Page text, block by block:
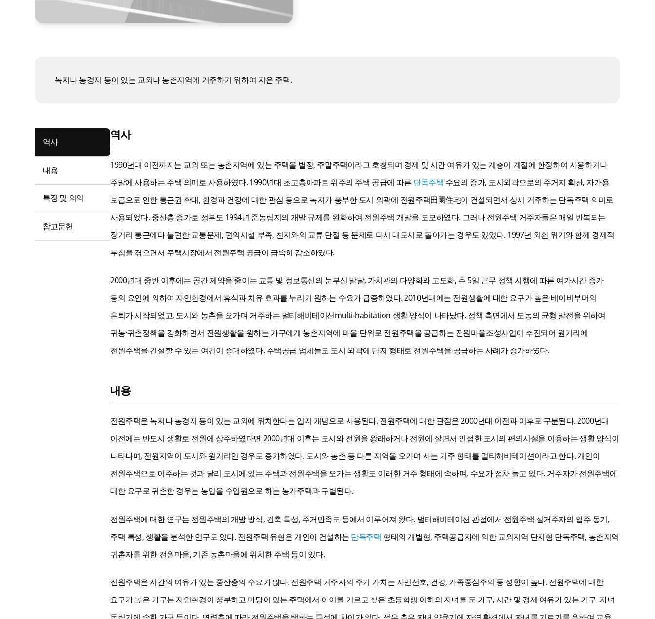
녹지나 농경지 등이 있는 교외나 농촌지역에 거주하기 위하여 지은 주택.
역사
내용
특징 및 의의
참고문헌
역사
1990년대 이전까지는 교외 또는 농촌지역에 있는 주택을 별장, 주말주택이라고 호칭되며 경제 및 시간 여유가 있는 계층이 계절에 한정하여 사용하거나
주말에 사용하는 주택 의미로 사용하였다. 1990년대 초고층아파트 위주의 주택 공급에 따른 단독주택 수요의 증가, 도시외곽으로의 주거지 확산, 자가용
보급으로 인한 통근권 확대, 환경과 건강에 대한 관심 등으로 녹지가 풍부한 도시 외곽에 전원주택田園住宅이 건설되면서 상시 거주하는 단독주택 의미로
사용되었다. 중산층 증가로 정부도 1994년 준농림지의 개발 규제를 완화하여 전원주택 개발을 도모하였다. 그러나 전원주택 거주자들은 매일 반복되는
장거리 통근에다 불편한 교통문제, 편의시설 부족, 친지와의 교류 단절 등 문제로 다시 대도시로 돌아가는 경우도 있었다. 1997년 외환 위기와 함께 경제적
부침을 겪으면서 주택시장에서 전원주택 공급이 급속히 감소하였다.
2000년대 중반 이후에는 공간 제약을 줄이는 교통 및 정보통신의 눈부신 발달, 가치관의 다양화와 고도화, 주 5일 근무 정책 시행에 따른 여가시간 증가
등의 요인에 의하여 자연환경에서 휴식과 치유 효과를 누리기 원하는 수요가 급증하였다. 2010년대에는 전원생활에 대한 요구가 높은 베이비부머의
은퇴가 시작되었고, 도시와 농촌을 오가며 거주하는 멀티해비테이션multi-habitation 생활 양식이 나타났다. 정책 측면에서 도농의 균형 발전을 위하여
귀농·귀촌정책을 강화하면서 전원생활을 원하는 가구에게 농촌지역에 마을 단위로 전원주택을 공급하는 전원마을조성사업이 추진되어 원거리에
전원주택을 건설할 수 있는 여건이 증대하였다. 주택공급 업체들도 도시 외곽에 단지 형태로 전원주택을 공급하는 사례가 증가하였다.
내용
전원주택은 녹지나 농경지 등이 있는 교외에 위치한다는 입지 개념으로 사용된다. 전원주택에 대한 관점은 2000년대 이전과 이후로 구분된다. 2000년대
이전에는 반도시 생활로 전원에 상주하였다면 2000년대 이후는 도시와 전원을 왕래하거나 전원에 살면서 인접한 도시의 편의시설을 이용하는 생활 양식이
나타나며, 전원지역이 도시와 원거리인 경우도 증가하였다. 도시와 농촌 등 다른 지역을 오가며 사는 거주 형태를 멀티해비테이션이라고 한다. 개인이
전원주택으로 이주하는 것과 달리 도시에 있는 주택과 전원주택을 오가는 생활도 이러한 거주 형태에 속하며, 수요가 점차 늘고 있다. 거주자가 전원주택에
대한 요구로 귀촌한 경우는 농업을 수입원으로 하는 농가주택과 구별된다.
전원주택에 대한 연구는 전원주택의 개발 방식, 건축 특성, 주거만족도 등에서 이루어져 왔다. 멀티해비테이션 관점에서 전원주택 실거주자의 입주 동기,
주택 특성, 생활을 분석한 연구도 있다. 전원주택 유형은 개인이 건설하는 단독주택 형태의 개별형, 주택공급자에 의한 교외지역 단지형 단독주택, 농촌지역
귀촌자를 위한 전원마을, 기존 농촌마을에 위치한 주택 등이 있다.
전원주택은 시간의 여유가 있는 중산층의 수요가 많다. 전원주택 거주자의 주거 가치는 자연선호, 건강, 가족중심주의 등 성향이 높다. 전원주택에 대한
요구가 높은 가구는 자연환경이 풍부하고 마당이 있는 주택에서 아이를 기르고 싶은 초등학생 이하의 자녀를 둔 가구, 시간 및 경제 여유가 있는 가구, 자녀